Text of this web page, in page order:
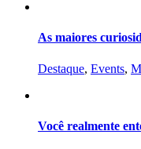
As maiores
Destaque, Events,
Você realmente